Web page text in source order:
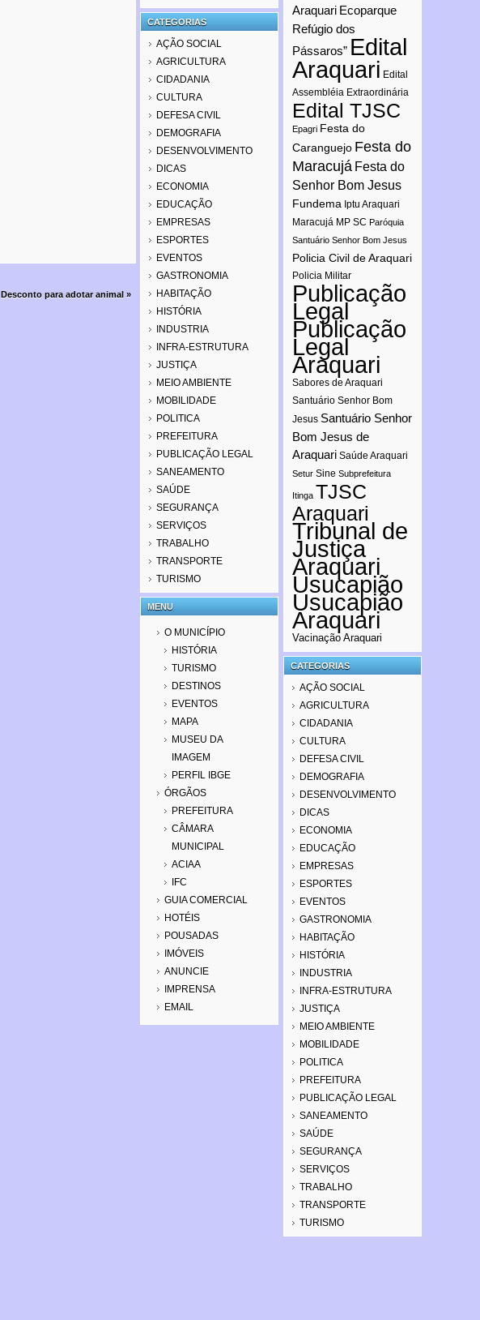
Desconto para adotar animal »
CATEGORIAS
AÇÃO SOCIAL
AGRICULTURA
CIDADANIA
CULTURA
DEFESA CIVIL
DEMOGRAFIA
DESENVOLVIMENTO
DICAS
ECONOMIA
EDUCAÇÃO
EMPRESAS
ESPORTES
EVENTOS
GASTRONOMIA
HABITAÇÃO
HISTÓRIA
INDUSTRIA
INFRA-ESTRUTURA
JUSTIÇA
MEIO AMBIENTE
MOBILIDADE
POLITICA
PREFEITURA
PUBLICAÇÃO LEGAL
SANEAMENTO
SAÚDE
SEGURANÇA
SERVIÇOS
TRABALHO
TRANSPORTE
TURISMO
MENU
O MUNICÍPIO
HISTÓRIA
TURISMO
DESTINOS
EVENTOS
MAPA
MUSEU DA
IMAGEM
PERFIL IBGE
ÓRGÃOS
PREFEITURA
CÂMARA
MUNICIPAL
ACIAA
IFC
GUIA COMERCIAL
HOTÉIS
POUSADAS
IMÓVEIS
ANUNCIE
IMPRENSA
EMAIL
Araquari Ecoparque
Refúgio dos
Pássaros” Edital
Araquari Edital
Assembléia Extraordinária
Edital TJSC
Epagri Festa do
Caranguejo Festa do
Maracujá Festa do
Senhor Bom Jesus
Fundema Iptu Araquari
Maracujá MP SC Paróquia
Santuário Senhor Bom Jesus
Policia Civil de Araquari
Policia Militar
Publicação
Legal
Publicação
Legal
Araquari
Sabores de Araquari
Santuário Senhor Bom
Jesus Santuário Senhor
Bom Jesus de
Araquari Saúde Araquari
Setur Sine Subprefeitura
Itinga TJSC
Araquari
Tribunal de
Justiça
Araquari
Usucapião
Usucapião
Araquari
Vacinação Araquari
CATEGORIAS
AÇÃO SOCIAL
AGRICULTURA
CIDADANIA
CULTURA
DEFESA CIVIL
DEMOGRAFIA
DESENVOLVIMENTO
DICAS
ECONOMIA
EDUCAÇÃO
EMPRESAS
ESPORTES
EVENTOS
GASTRONOMIA
HABITAÇÃO
HISTÓRIA
INDUSTRIA
INFRA-ESTRUTURA
JUSTIÇA
MEIO AMBIENTE
MOBILIDADE
POLITICA
PREFEITURA
PUBLICAÇÃO LEGAL
SANEAMENTO
SAÚDE
SEGURANÇA
SERVIÇOS
TRABALHO
TRANSPORTE
TURISMO